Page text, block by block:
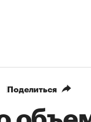
Поделиться